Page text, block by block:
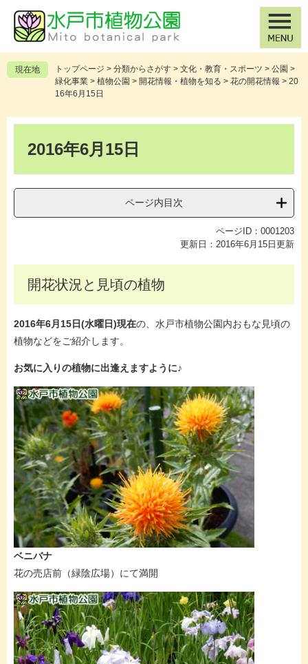
の
先
頭
ー
を
飛
現在地 トップページ > 分類からさがす > 文化・教育・スポーツ > 公園 >
緑化事業 > 植物公園 > 開花情報・植物を知る > 花の開花情報 > 20
16年6月15日
2016年6月15日
ページ内目次
ページID：0001203
更新日：2016年6月15日更新
開花状況と見頃の植物
2016年6月15日(水曜日)現在の、水戸市植物公園内おもな見頃の
植物などをご紹介します。
お気に入りの植物に出逢えますように♪
ベニバナ
花の売店前（緑陰広場）にて満開